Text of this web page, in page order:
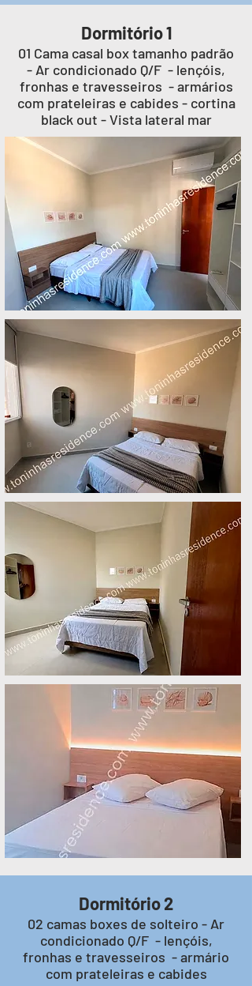
Dormitório 1
01 Cama casal box tamanho padrão
- Ar condicionado Q/F - lençóis,
fronhas e travesseiros - armários
com prateleiras e cabides - cortina
black out - Vista lateral mar
Dormitório 2
02 camas boxes de solteiro - Ar
condicionado Q/F - lençóis,
fronhas e travesseiros - armário
com prateleiras e cabides